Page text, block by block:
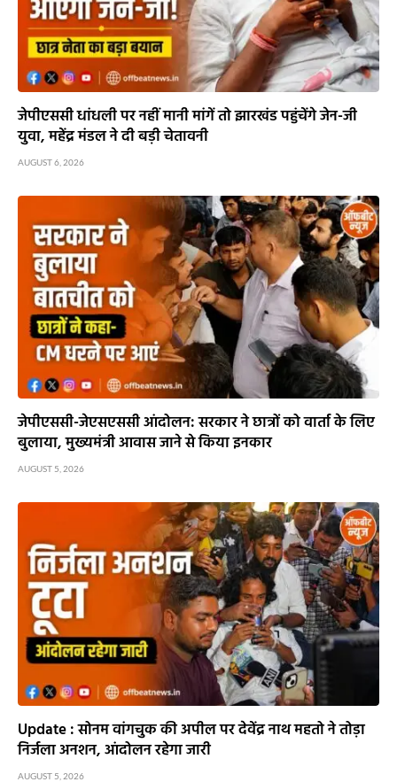
जेपीएससी धांधली पर नहीं मानी मांगें तो झारखंड पहुंचेंगे जेन-जी
युवा, महेंद्र मंडल ने दी बड़ी चेतावनी
AUGUST 6, 2026
जेपीएससी-जेएसएससी आंदोलन: सरकार ने छात्रों को वार्ता के लिए
बुलाया, मुख्यमंत्री आवास जाने से किया इनकार
AUGUST 5, 2026
Update : सोनम वांगचुक की अपील पर देवेंद्र नाथ महतो ने तोड़ा
निर्जला अनशन, आंदोलन रहेगा जारी
AUGUST 5, 2026